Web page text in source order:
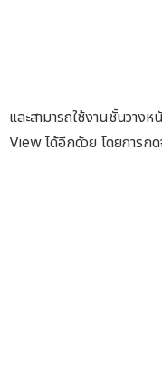
และสามารถใช้งานชั้นวาง
View ได้อีกด้วย โดยการก